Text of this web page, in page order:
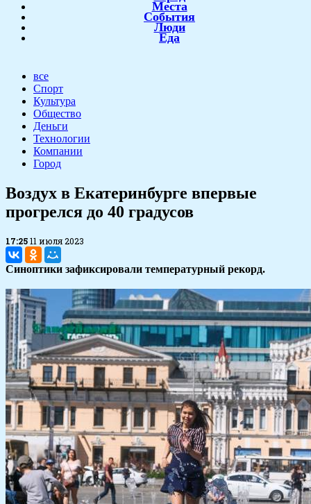
Места
События
Люди
Еда
все
Спорт
Культура
Общество
Деньги
Технологии
Компании
Город
Воздух в Екатеринбурге впервые
прогрелся до 40 градусов
17:2511 июля 2023
Синоптики зафиксировали температурный рекорд.